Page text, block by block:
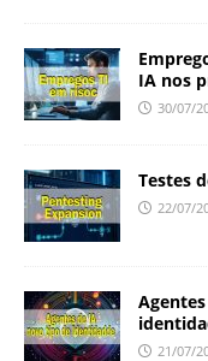
IA nos
30/07/
Testes
22/07/
21/07/